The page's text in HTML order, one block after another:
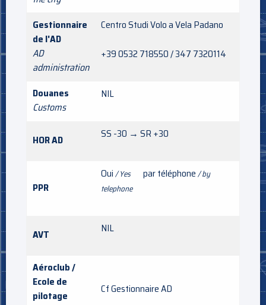
Gestionnaire
de l'AD
AD
administration
Centro Studi Volo a Vela Padano
+39 0532 718550 / 347 7320114
Douanes
Customs
NIL
HOR AD SS -30 → SR +30
PPR
Oui/ Yes par téléphone/ by
telephone
AVT NIL
Aéroclub /
Ecole de
pilotage
Cf Gestionnaire AD